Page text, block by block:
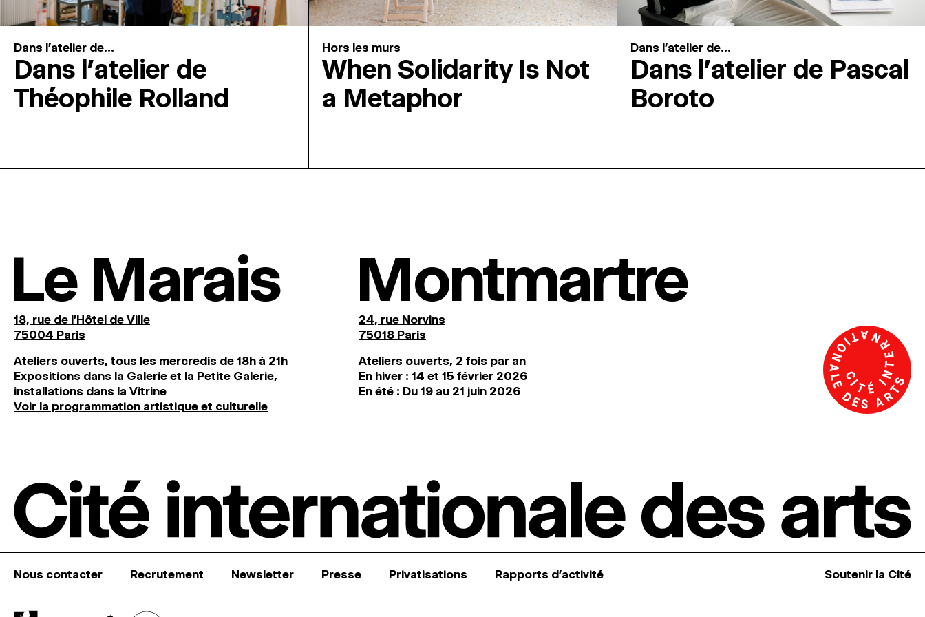
Dans l'atelier de...
Dans l’atelier de
Théophile Rolland
Hors les murs
When Solidarity Is Not
a Metaphor
Dans l'atelier de...
Dans l’atelier de Pascal
Boroto
Le Marais
18, rue de l'Hôtel de Ville
75004 Paris
Ateliers ouverts, tous les mercredis de 18h à 21h
Expositions dans la Galerie et la Petite Galerie,
installations dans la Vitrine
Voir la programmation artistique et culturelle
Montmartre
24, rue Norvins
75018 Paris
Ateliers ouverts, 2 fois par an
En hiver : 14 et 15 février 2026
En été : Du 19 au 21 juin 2026
Nous contacter Recrutement Newsletter Presse Privatisations Rapports d’activité Soutenir la Cité